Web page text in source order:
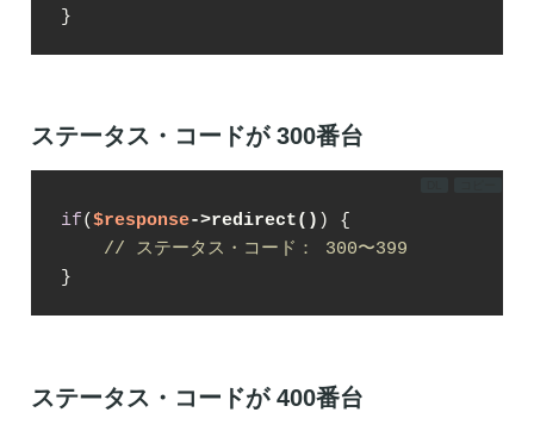
}
ステータス・コードが 300番台
if($response->redirect() ) {
// ステータス・コード： 300〜399
}
ステータス・コードが 400番台